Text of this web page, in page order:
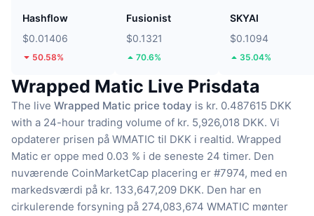
Hashflow
$0.01406
50.58%
Fusionist
$0.1321
70.6%
SKYAI
$0.1094
35.04%
Wrapped Matic Live Prisdata
The live Wrapped Matic price today is kr. 0.487615 DKK
with a 24-hour trading volume of kr. 5,926,018 DKK. Vi
opdaterer prisen på WMATIC til DKK i realtid. Wrapped
Matic er oppe med 0.03 % i de seneste 24 timer. Den
nuværende CoinMarketCap placering er #7974, med en
markedsværdi på kr. 133,647,209 DKK. Den har en
cirkulerende forsyning på 274,083,674 WMATIC mønter